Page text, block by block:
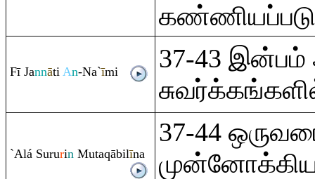
Fī Jannāti An-Na`īmi
37-43 இன்பம்
`Alá Sururin Mutaqābilīna
37-44